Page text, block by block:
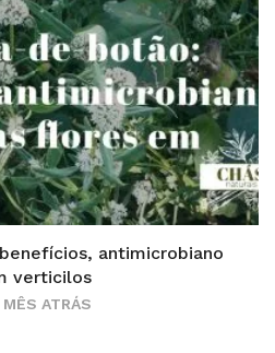
antimicrobiano
verticilos
MÊS ATRÁS